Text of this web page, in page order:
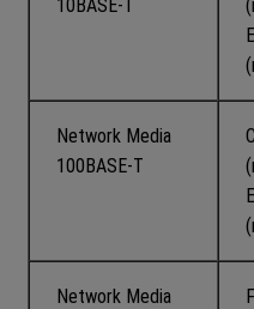
10BASE-T
Network Media
100BASE-T
Network Media